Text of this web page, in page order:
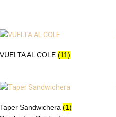
VUELTA AL COLE (11)
Taper Sandwichera (1)